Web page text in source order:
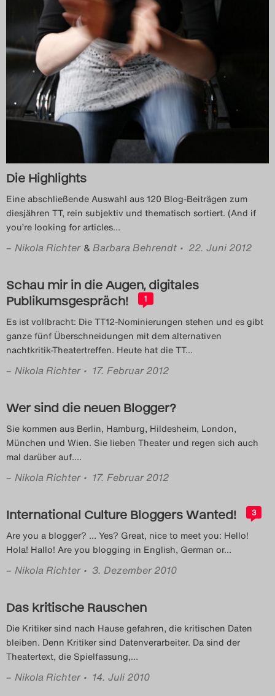
Die Highlights
Eine abschließende Auswahl aus 120 Blog-Beiträgen zum
diesjähren TT, rein subjektiv und thematisch sortiert. (And if
you’re looking for articles…
– Nikola Richter &Barbara Behrendt • 22. Juni 2012
Schau mir in die Augen, digitales
Publikumsgespräch!
1
Es ist vollbracht: Die TT12-Nominierungen stehen und es gibt
ganze fünf Überschneidungen mit dem alternativen
nachtkritik-Theatertreffen. Heute hat die TT…
– Nikola Richter • 17. Februar 2012
Wer sind die neuen Blogger?
Sie kommen aus Berlin, Hamburg, Hildesheim, London,
München und Wien. Sie lieben Theater und regen sich auch
mal darüber auf.…
– Nikola Richter • 17. Februar 2012
International Culture Bloggers Wanted! 3
Are you a blogger? … Yes? Great, nice to meet you: Hello!
Hola! Hallo! Are you blogging in English, German or…
– Nikola Richter • 3. Dezember 2010
Das kritische Rauschen
Die Kritiker sind nach Hause gefahren, die kritischen Daten
bleiben. Denn Kritiker sind Datenverarbeiter. Da sind der
Theatertext, die Spielfassung,…
– Nikola Richter • 14. Juli 2010